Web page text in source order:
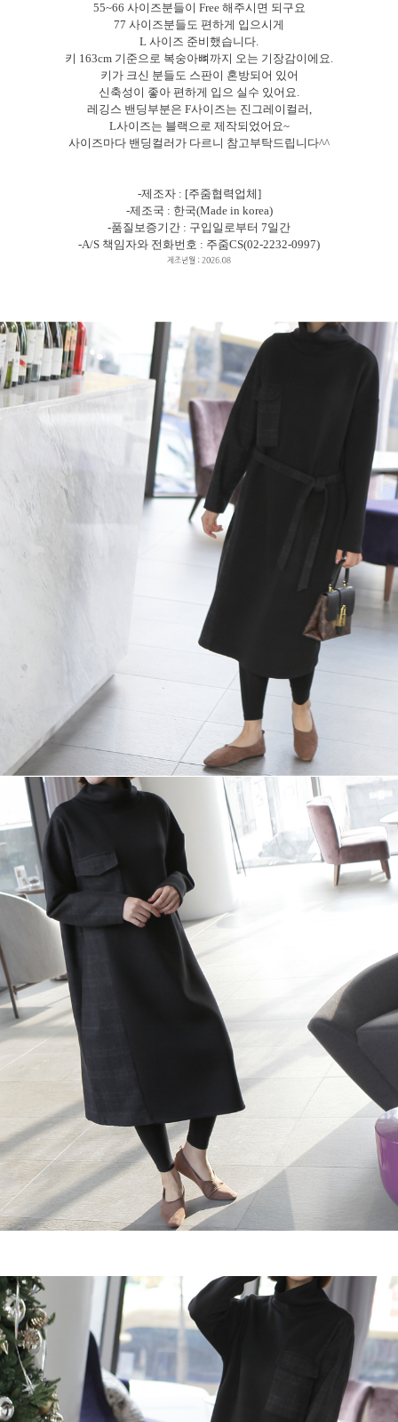
55~66 사이즈분들이 Free 해주시면 되구요
77 사이즈분들도 편하게 입으시게
L 사이즈 준비했습니다.
키 163cm 기준으로 복숭아뼈까지 오는 기장감이에요.
키가 크신 분들도 스판이 혼방되어 있어
신축성이 좋아 편하게 입으 실수 있어요.
레깅스 밴딩부분은 F사이즈는 진그레이컬러,
L사이즈는 블랙으로 제작되었어요~
사이즈마다 밴딩컬러가 다르니 참고부탁드립니다^^
-제조자 : [주줌협력업체]
-제조국 : 한국(Made in korea)
-품질보증기간 : 구입일로부터 7일간
-A/S 책임자와 전화번호 : 주줌CS(02-2232-0997)